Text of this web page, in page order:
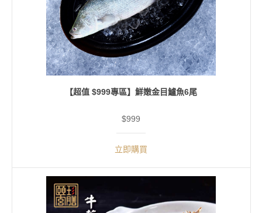
【超值 $999專區】鮮嫩金目鱸魚6尾
$999
立即購買